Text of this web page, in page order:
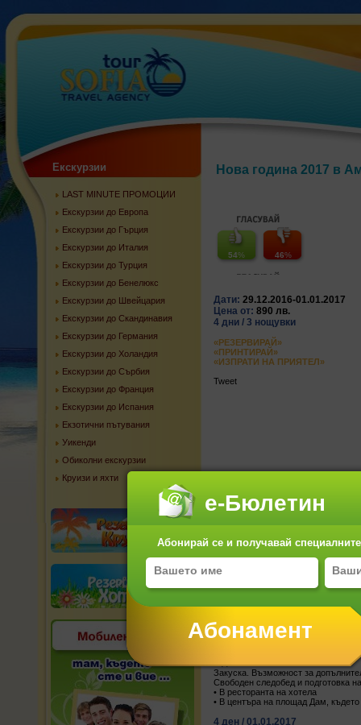
е-Бюлетин
Абонирай се и получавай
Екскурзии
LAST MINUTE ПРОМОЦИИ
Екскурзии до Европа
Екскурзии до Гърция
Екскурзии до Италия
Екскурзии до Турция
Екскурзии до Бенелюкс
Екскурзии до Швейцария
Екскурзии до Скандинавия
Екскурзии до Германия
Екскурзии до Холандия
Екскурзии до Сърбия
Екскурзии до Франция
Екскурзии до Испания
Екзотични пътувания
Уикенди
Обиколни екскурзии
Круизи и яхти
Нова година 2017 в
54% 46%
Дати: 29.12.2016-01.01.2017
Цена от: 890 лв.
4 дни / 3 нощувки
«РЕЗЕРВИРАЙ»
«ПРИНТИРАЙ»
«ИЗПРАТИ НА ПРИЯТЕЛ»
Tweet
Отпътуване за Амстердам от
тур с водач на български език.
на града на площад Дам се счита
кралица Беатрикс за официални
най-голямата колекция творби
кафенета, ресторанти, клубове,
Закуска. Квартала на Червените
търговско пристанище и
Корабче по каналите -
3 ден / 31.12.2016
Закуска. Възможност за
Свободен следобед и подготовка
• В ресторанта на хотела
• В центъра на площад Дам, където
4 ден / 01.01.2017